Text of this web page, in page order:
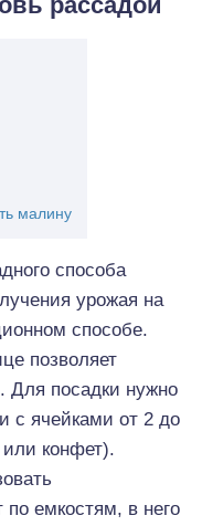
малину
способа
урожая на
способе.
позволяет
Для посадки нужно
с ячейками от 2 до
или конфет).
емкостям, в него